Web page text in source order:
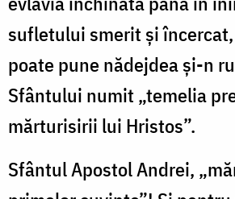
sufletului smerit și
poate pune nădejdea și-n
Sfântului numit „temelia
mărturisirii lui Hristos”.
Sfântul Apostol Andrei,